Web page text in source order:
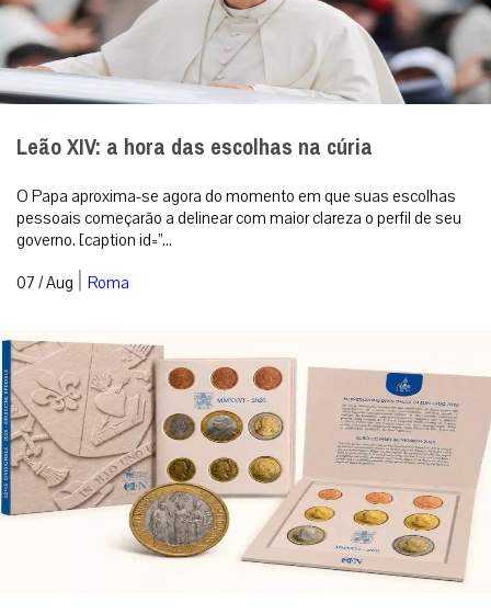
Leão XIV: a hora das escolhas na cúria
O Papa aproxima-se agora do momento em que suas escolhas
pessoais começarão a delinear com maior clareza o perfil de seu
governo. [caption id=”...
07 / Aug | Roma